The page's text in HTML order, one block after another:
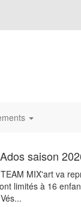
saison
MIX'art va
limités à 16